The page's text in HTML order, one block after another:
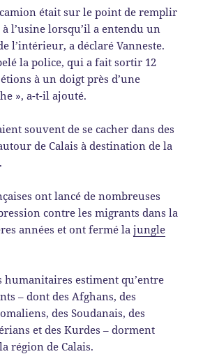
était sur le point de remplir
à l’usine lorsqu’il a entendu un
l’intérieur, a déclaré Vanneste.
la police, qui a fait sortir 12
à un doigt près d’une
», a-t-il ajouté.
souvent de se cacher dans des
de Calais à destination de la
ont lancé de nombreuses
contre les migrants dans la
années et ont fermé lajungle
humanitaires estiment qu’entre
– dont des Afghans, des
des Soudanais, des
et des Kurdes – dorment
région de Calais.